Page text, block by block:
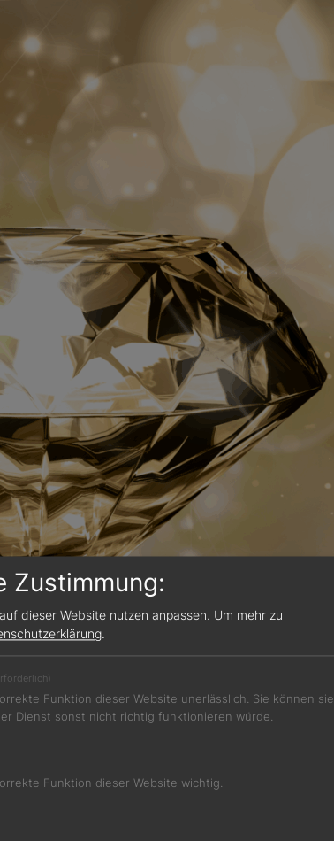
Zustimmung:
dieser Website nutzen anpassen. Um mehr zu
.
Funktion dieser Website unerlässlich. Sie können sie
Dienst sonst nicht richtig funktionieren würde.
Funktion dieser Website wichtig.